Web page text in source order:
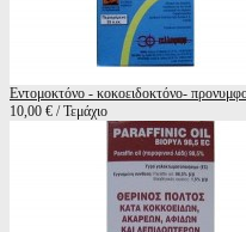
Εντομοκτόνο - κοκοειδοκτόνο-
10,00 € / Τεμάχιο